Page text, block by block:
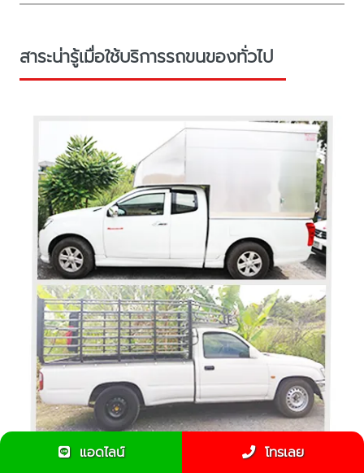
สาระน่ารู้เมื่อใช้บริการรถขนของทั่วไป
แอดไลน์ โทรเลย